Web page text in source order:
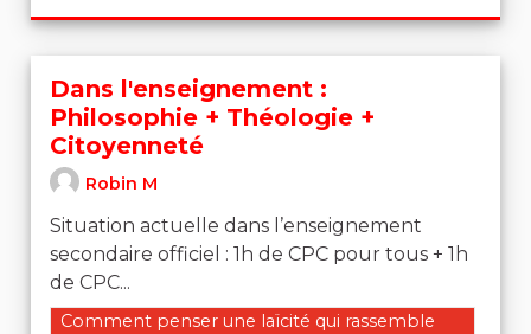
Dans l'enseignement :
Philosophie + Théologie +
Citoyenneté
Robin M
Situation actuelle dans l’enseignement
secondaire officiel : 1h de CPC pour tous + 1h
de CPC...
Filtrer les résultats de la catégorie : Comment penser
Comment penser une laïcité qui rassemble